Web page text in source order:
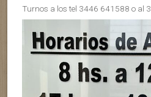
Turnos a los tel 3446 641588 o al